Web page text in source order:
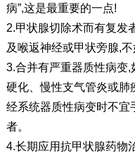
病”,这是最重要的一点!
2.甲状腺切除术而有复发
及喉返神经或甲状旁腺,
3.合并有严重器质性病变
硬化、慢性支气管炎或肺
经系统器质性病变时不宜
者。
4.长期应用抗甲状腺药物